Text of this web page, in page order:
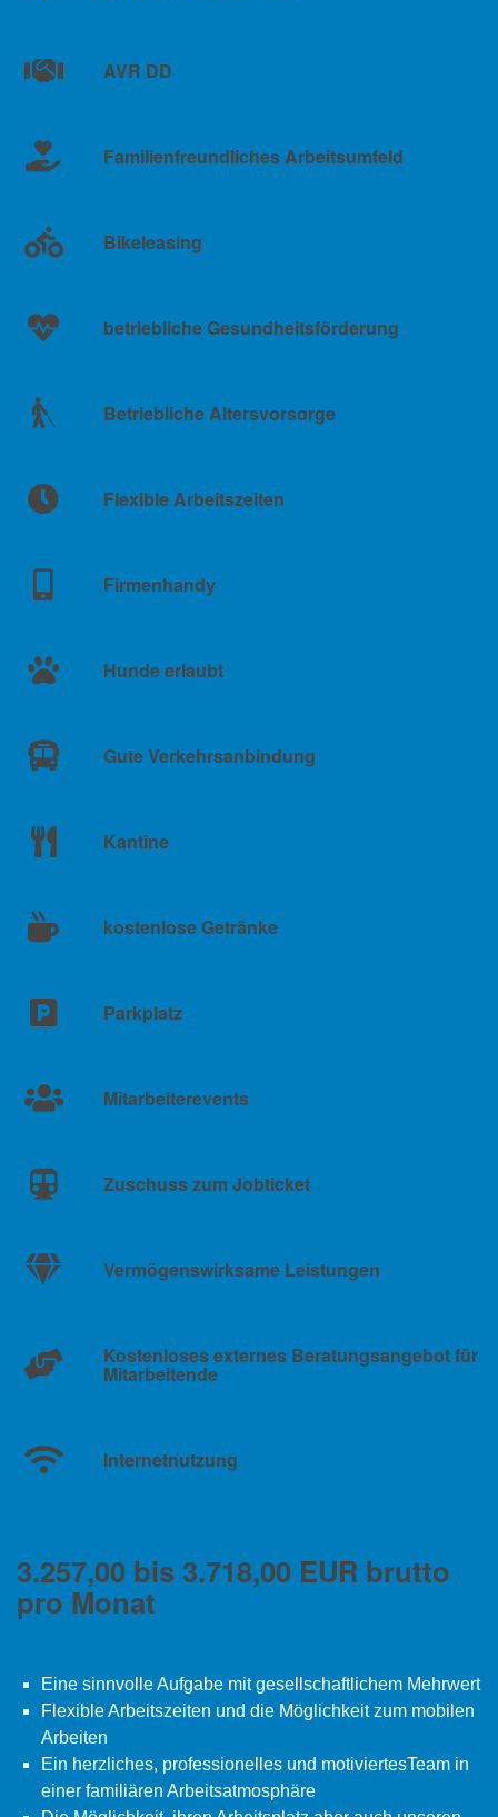
AVR DD
Familienfreundliches Arbeitsumfeld
Bikeleasing
betriebliche Gesundheitsförderung
Betriebliche Altersvorsorge
Flexible Arbeitszeiten
Firmenhandy
Hunde erlaubt
Gute Verkehrsanbindung
Kantine
kostenlose Getränke
Parkplatz
Mitarbeiterevents
Zuschuss zum Jobticket
Vermögenswirksame Leistungen
Kostenloses externes Beratungsangebot für
Mitarbeitende
Internetnutzung
3.257,00 bis 3.718,00 EUR brutto
pro Monat
Eine sinnvolle Aufgabe mit gesellschaftlichem Mehrwert
Flexible Arbeitszeiten und die Möglichkeit zum mobilen
Arbeiten
Ein herzliches, professionelles und motiviertesTeam in
einer familiären Arbeitsatmosphäre